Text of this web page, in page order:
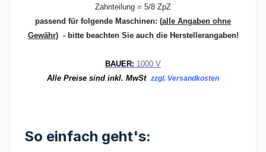
Zahnteilung = 5/8 ZpZ
passend für folgende Maschinen: (alle Angaben ohne
Gewähr) - bitte beachten Sie auch die Herstellerangaben!
BAUER: 1000 V
Alle Preise sind inkl. MwSt zzgl. Versandkosten
So einfach geht's: